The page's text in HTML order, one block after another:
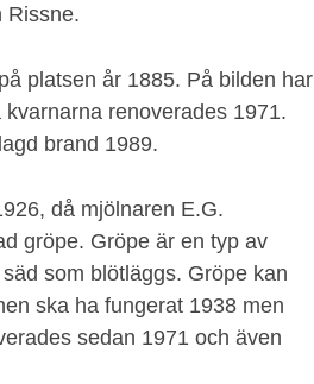
Rissne.
platsen år 1885. På bilden har
renoverades 1971.
brand 1989.
då mjölnaren E.G.
gröpe. Gröpe är en typ av
som blötläggs. Gröpe kan
ska ha fungerat 1938 men
sedan 1971 och även